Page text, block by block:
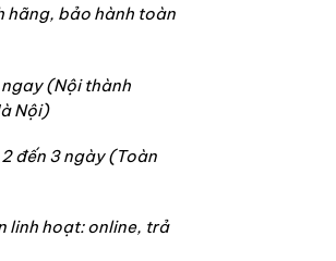
hãng, bảo hành toàn
(Nội thành
Nội)
đến 3 ngày (Toàn
linh hoạt: online, trả